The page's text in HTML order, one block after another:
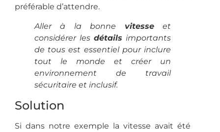
préférable d’attendre.
Aller à la bonne vitesseet
considérer les détails importants
de tous est essentiel pour inclure
tout le monde et créer un
environnement de travail
sécuritaire et inclusif.
Solution
Si dans notre exemple la vitesse avait été